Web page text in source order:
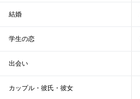
結婚
学生の恋
出会い
カップル・彼氏・彼女